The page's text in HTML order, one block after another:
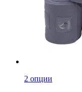
2 опции